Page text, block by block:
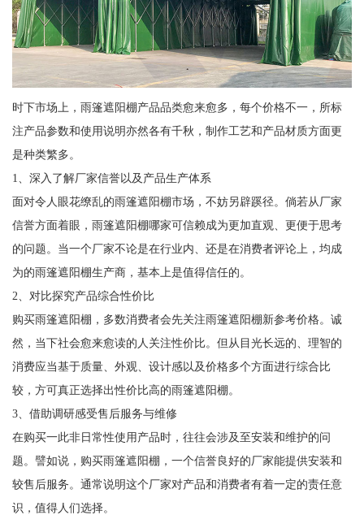
时下市场上，雨篷遮阳棚产品品类愈来愈多，每个价格不一，所标
注产品参数和使用说明亦然各有千秋，制作工艺和产品材质方面更
是种类繁多。
1、深入了解厂家信誉以及产品生产体系
面对令人眼花缭乱的雨篷遮阳棚市场，不妨另辟蹊径。倘若从厂家
信誉方面着眼，雨篷遮阳棚哪家可信赖成为更加直观、更便于思考
的问题。当一个厂家不论是在行业内、还是在消费者评论上，均成
为的雨篷遮阳棚生产商，基本上是值得信任的。
2、对比探究产品综合性价比
购买雨篷遮阳棚，多数消费者会先关注雨篷遮阳棚新参考价格。诚
然，当下社会愈来愈读的人关注性价比。但从目光长远的、理智的
消费应当基于质量、外观、设计感以及价格多个方面进行综合比
较，方可真正选择出性价比高的雨篷遮阳棚。
3、借助调研感受售后服务与维修
在购买一此非日常性使用产品时，往往会涉及至安装和维护的问
题。譬如说，购买雨篷遮阳棚，一个信誉良好的厂家能提供安装和
较售后服务。通常说明这个厂家对产品和消费者有着一定的责任意
识，值得人们选择。